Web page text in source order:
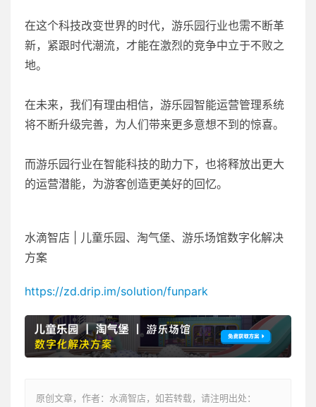
在这个科技改变世界的时代，游乐园行业也需不断革
新，紧跟时代潮流，才能在激烈的竞争中立于不败之
地。
在未来，我们有理由相信，游乐园智能运营管理系统
将不断升级完善，为人们带来更多意想不到的惊喜。
而游乐园行业在智能科技的助力下，也将释放出更大
的运营潜能，为游客创造更美好的回忆。
水滴智店 | 儿童乐园、淘气堡、游乐场馆数字化解决
方案
https://zd.drip.im/solution/funpark
原创文章，作者：水滴智店，如若转载，请注明出处：